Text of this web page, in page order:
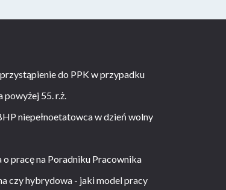
do PPK w przypadku
powyżej 55. r.ż.
niepełnoetatowca w dzień wolny
o pracę na Poradniku Pracownika
czy hybrydowa - jaki model pracy